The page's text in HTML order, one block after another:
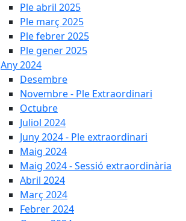
Ple abril 2025
Ple març 2025
Ple febrer 2025
Ple gener 2025
Any 2024
Desembre
Novembre - Ple Extraordinari
Octubre
Juliol 2024
Juny 2024 - Ple extraordinari
Maig 2024
Maig 2024 - Sessió extraordinària
Abril 2024
Març 2024
Febrer 2024